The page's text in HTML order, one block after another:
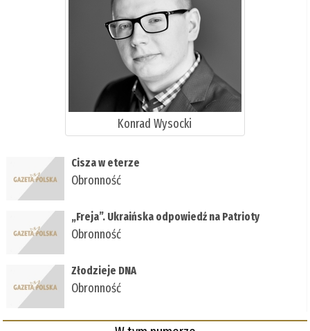
Konrad Wysocki
Cisza w eterze
Obronność
„Freja”. Ukraińska odpowiedź na Patrioty
Obronność
Złodzieje DNA
Obronność